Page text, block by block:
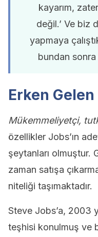
kayarım,
değil.’ Ve biz
yapmaya
bundan sonra
Erken
Mükemmeliyetçi,
özellikler Jobs’ın
şeytanları olmuştur.
zaman satışa
niteliği taşımaktadır.
Steve Jobs’a, 2003
teşhisi konulmuş ve